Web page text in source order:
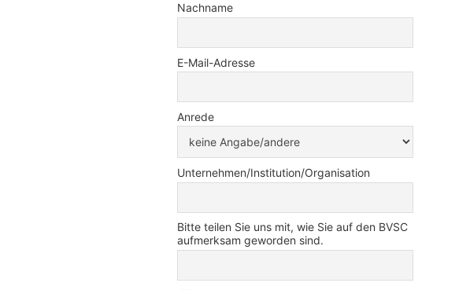
Nachname
E-Mail-Adresse
Anrede
Unternehmen/Institution/Organisation
Bitte teilen Sie uns mit, wie Sie auf den BVSC
aufmerksam geworden sind.